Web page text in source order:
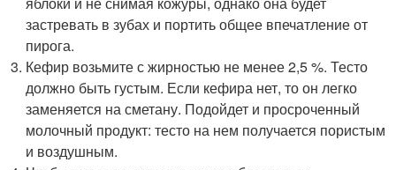
застревать в зубах и портить общее впечатление от
пирога.
Кефир возьмите с жирностью не менее 2,5 %. Тесто
должно быть густым. Если кефира нет, то он легко
заменяется на сметану. Подойдет и просроченный
молочный продукт: тесто на нем получается пористым
и воздушным.